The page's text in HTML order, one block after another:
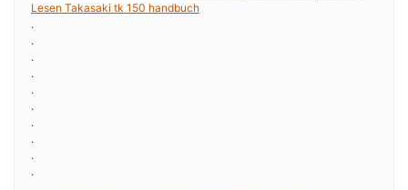
Lesen Takasaki tk 150 handbuch
.
.
.
.
.
.
.
.
.
.